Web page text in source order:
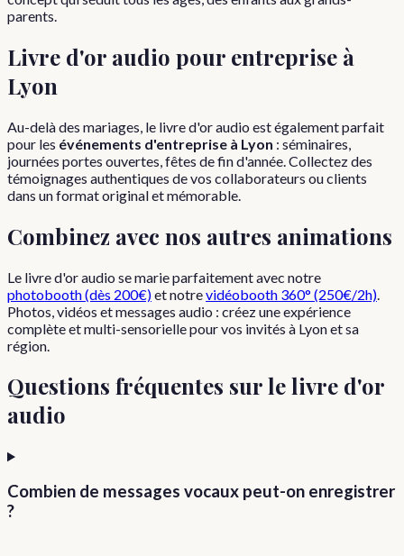
parents.
Livre d'or audio pour entreprise à
Lyon
Au-delà des mariages, le livre d'or audio est également parfait
pour les événements d'entreprise à Lyon : séminaires,
journées portes ouvertes, fêtes de fin d'année. Collectez des
témoignages authentiques de vos collaborateurs ou clients
dans un format original et mémorable.
Combinez avec nos autres animations
Le livre d'or audio se marie parfaitement avec notre
photobooth (dès 200€)et notrevidéobooth 360° (250€/2h)
Photos, vidéos et messages audio : créez une expérience
complète et multi-sensorielle pour vos invités à Lyon et sa
région.
Questions fréquentes sur le livre d'or
audio
Combien de messages vocaux peut-on enregistrer
?